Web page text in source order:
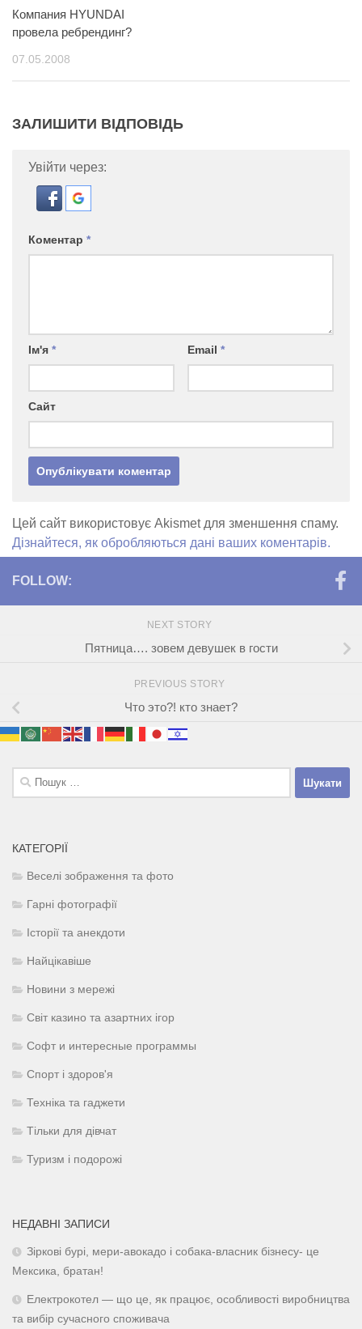
Компания HYUNDAI
провела ребрендинг?
07.05.2008
ЗАЛИШИТИ ВІДПОВІДЬ
Увійти через:
Коментар *
Ім'я * Email *
Сайт
Цей сайт використовує Akismet для зменшення спаму.
Дізнайтеся, як обробляються дані ваших коментарів.
FOLLOW:
NEXT STORY
Пятница…. зовем девушек в гости
PREVIOUS STORY
Что это?! кто знает?
Пошук:
КАТЕГОРІЇ
Веселі зображення та фото
Гарні фотографії
Історії та анекдоти
Найцікавіше
Новини з мережі
Світ казино та азартних ігор
Софт и интересные программы
Спорт і здоров'я
Техніка та гаджети
Тільки для дівчат
Туризм і подорожі
НЕДАВНІ ЗАПИСИ
Зіркові бурі, мери-авокадо і собака-власник бізнесу- це
Мексика, братан!
Електрокотел — що це, як працює, особливості виробництва
та вибір сучасного споживача